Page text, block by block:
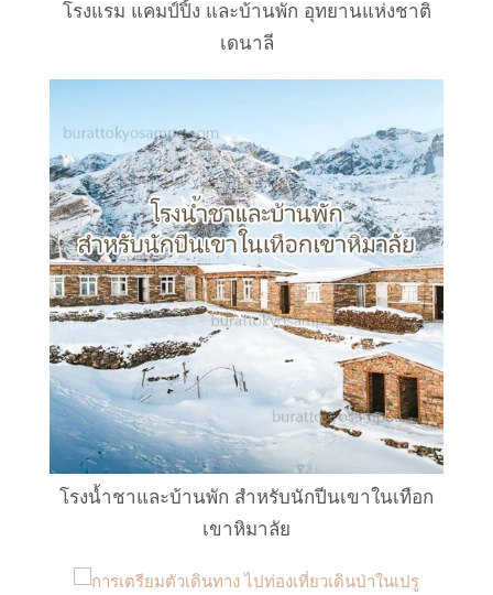
โรงแรม แคมป์ปิ้ง และบ้านพัก อุทยานแห่งชาติ
เดนาลี
โรงน้ำชาและบ้านพัก สำหรับนักปีนเขาในเทือก
เขาหิมาลัย